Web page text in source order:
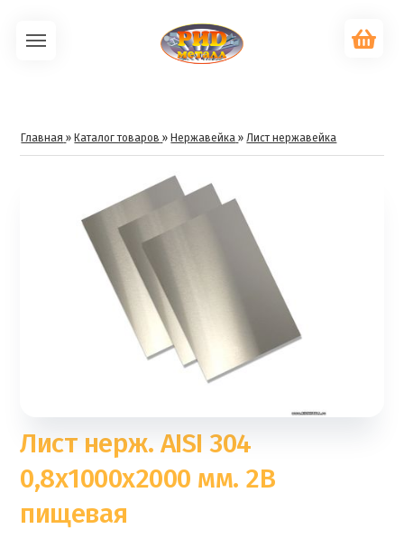
Главная » Каталог товаров » Нержавейка »Лист нержавейка
Лист нерж. AISI 304
0,8х1000х2000 мм. 2В
пищевая